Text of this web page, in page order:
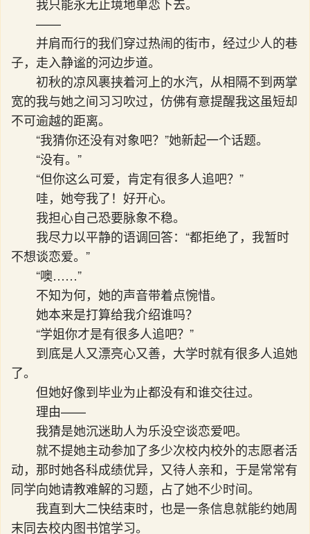
我只能永无止境地单恋下去。
——
并肩而行的我们穿过热闹的街市，经过少人的巷
子，走入静谧的河边步道。
初秋的凉风裹挟着河上的水汽，从相隔不到两掌
宽的我与她之间习习吹过，仿佛有意提醒我这虽短却
不可逾越的距离。
“我猜你还没有对象吧？”她新起一个话题。
“没有。”
“但你这么可爱，肯定有很多人追吧？”
哇，她夸我了！好开心。
我担心自己恐要脉象不稳。
我尽力以平静的语调回答：“都拒绝了，我暂时
不想谈恋爱。”
“噢……”
不知为何，她的声音带着点惋惜。
她本来是打算给我介绍谁吗？
“学姐你才是有很多人追吧？”
到底是人又漂亮心又善，大学时就有很多人追她
了。
但她好像到毕业为止都没有和谁交往过。
理由——
我猜是她沉迷助人为乐没空谈恋爱吧。
就不提她主动参加了多少次校内校外的志愿者活
动，那时她各科成绩优异，又待人亲和，于是常常有
同学向她请教难解的习题，占了她不少时间。
我直到大二快结束时，也是一条信息就能约她周
末同去校内图书馆学习。